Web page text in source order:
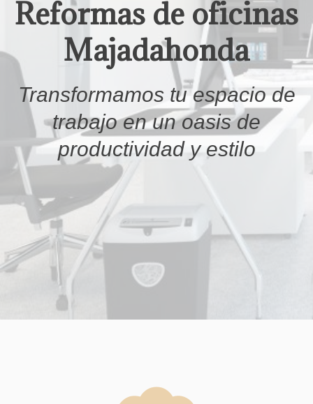
Reformas de oficinas
Majadahonda
Transformamos tu espacio de
trabajo en un oasis de
productividad y estilo